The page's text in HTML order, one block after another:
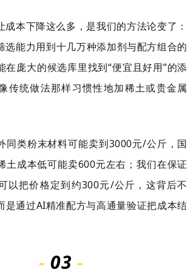
成本下降这么多，是我们的方法论变了：
选能力用到十几万种添加剂与配方组合的
在庞大的候选库里找到“便宜且好用”的添
传统做法那样习惯性地加稀土或贵金属
同类粉末材料可能卖到3000元/公斤，国
土成本低可能卖600元左右；我们在保证
以把价格定到约300元/公斤，这背后不
是通过AI精准配方与高通量验证把成本结
- 03-